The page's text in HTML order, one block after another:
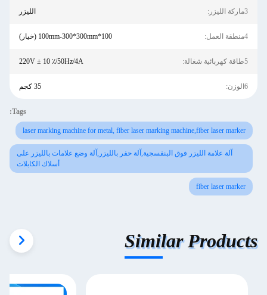
3ماركة الليزر: الليزر
4منطقة العمل: 100*100mm-300*300mm (خيار)
5طاقة كهربائية شغالة: 220V ± 10 ٪/50Hz/4A
6الوزن: 35 كجم
Tags:
laser marking machine for metal, fiber laser marking machine,fiber laser marker
آلة علامة الليزر فوق البنفسجية,آلة حفر بالليزر,آلة وضع علامات بالليزر على
أسلاك الكابلات
fiber laser marker
Similar Products